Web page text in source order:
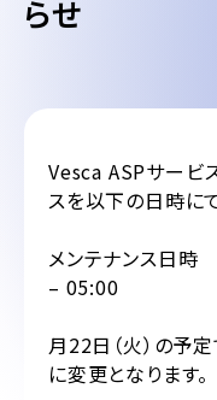
らせ
Vesca ASPサービ
スを以下の日時に
メンテナンス日時
– 05:00
※本メン
月22日（火）の予
に変更となります。